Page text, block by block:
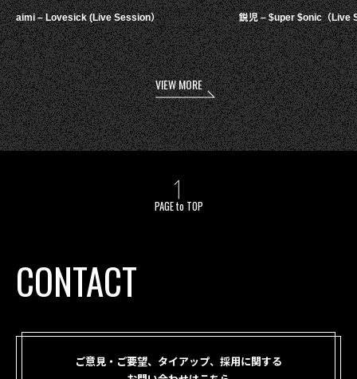
aimi – Lovesick (Live Session） 鋭児 – $uper $onic（Live
VIEW MORE
PAGE to TOP
CONTACT
ご意見・ご要望、タイアップ、採用に関する